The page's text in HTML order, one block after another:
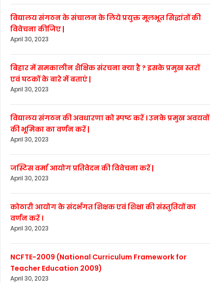
विद्यालय संगठन के संचालन के लिये प्रयुक्त मूलभूत सिद्धांतों की
विवेचना कीजिए |
April 30, 2023
बिहार में समकालीन शैक्षिक संरचना क्या है ? इसके प्रमुख स्तरों
एवं घटकों के बारे में बताएं |
April 30, 2023
विद्यालय संगठन की अवधारणा को स्पष्ट करें । उनके प्रमुख अवयवों
की भूमिका का वर्णन करें |
April 30, 2023
जस्टिस वर्मा आयोग प्रतिवेदन की विवेचना करें |
April 30, 2023
कोठारी आयोग के संदर्भगत शिक्षक एवं शिक्षा की संस्तुतियों का
वर्णन करें ।
April 30, 2023
NCFTE-2009 (National Curriculum Framework for
Teacher Education 2009)
April 30, 2023